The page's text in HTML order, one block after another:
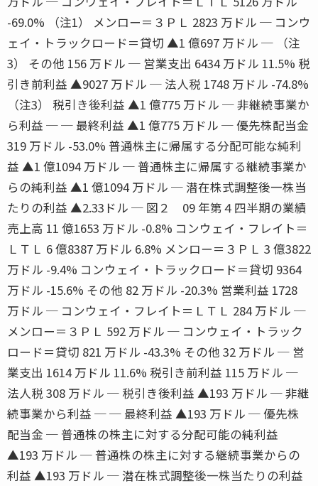
-69.0% （注1） メンロー＝３ＰＬ 2823 万ドル ─ コンウ
ェイ・トラックロード＝貸切 ▲1 億697 万ドル ─ （注
3） その他 156 万ドル ─ 営業支出 6434 万ドル 11.5% 税
引き前利益 ▲9027 万ドル ─ 法人税 1748 万ドル -74.8%
（注3） 税引き後利益 ▲1 億775 万ドル ─ 非継続事業か
ら利益 ─ ─ 最終利益 ▲1 億775 万ドル ─ 優先株配当金
319 万ドル -53.0% 普通株主に帰属する分配可能な純利
益 ▲1 億1094 万ドル ─ 普通株主に帰属する継続事業か
らの純利益 ▲1 億1094 万ドル ─ 潜在株式調整後一株当
たりの利益 ▲2.33ドル ─ 図２ 09 年第４四半期の業績
売上高 11 億1653 万ドル -0.8% コンウェイ・フレイト＝
ＬＴＬ 6 億8387 万ドル 6.8% メンロー＝３ＰＬ 3 億3822
万ドル -9.4% コンウェイ・トラックロード＝貸切 9364
万ドル -15.6% その他 82 万ドル -20.3% 営業利益 1728
万ドル ─ コンウェイ・フレイト＝ＬＴＬ 284 万ドル ─
メンロー＝３ＰＬ 592 万ドル ─ コンウェイ・トラック
ロード＝貸切 821 万ドル -43.3% その他 32 万ドル ─ 営
業支出 1614 万ドル 11.6% 税引き前利益 115 万ドル ─
法人税 308 万ドル ─ 税引き後利益 ▲193 万ドル ─ 非継
続事業から利益 ─ ─ 最終利益 ▲193 万ドル ─ 優先株
配当金 ─ 普通株の株主に対する分配可能の純利益
▲193 万ドル ─ 普通株の株主に対する継続事業からの
利益 ▲193 万ドル ─ 潜在株式調整後一株当たりの利益